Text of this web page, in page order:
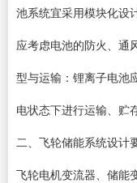
池系统宜采用模块化设
应考虑电池的防火、通
型与运输：锂离子电池
电状态下进行运输、贮
二、飞轮储能系统设计
飞轮电机变流器、储能